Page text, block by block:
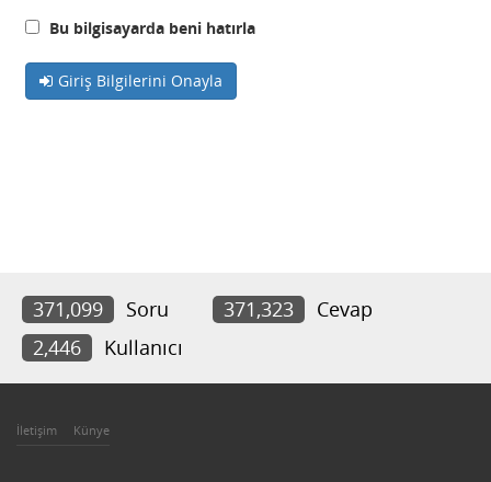
Bu bilgisayarda beni hatırla
Giriş Bilgilerini Onayla
371,099 Soru 371,323
Cevap
2,446
Kullanıcı
İletişim Künye